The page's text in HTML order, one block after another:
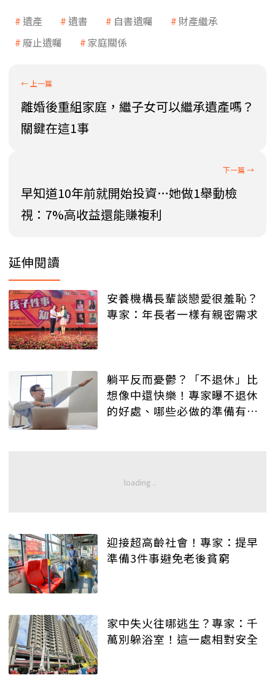
遺產 遺書 自書遺囑
財產繼承
廢止遺囑
家庭關係
離婚後重組家庭，繼子女可以繼承遺產嗎？
關鍵在這1事
早知道10年前就開始投資…她做1舉動檢
視：7%高收益還能賺複利
延伸閱讀
安養機構長輩談戀愛很羞恥？
專家：年長者一樣有親密需求
躺平反而憂鬱？「不退休」比
想像中還快樂！專家曝不退休
的好處、哪些必做的準備有助
迎接超高齡社會！專家：提早
準備3件事避免老後貧窮
家中失火往哪逃生？專家：千
萬別躲浴室！這一處相對安全